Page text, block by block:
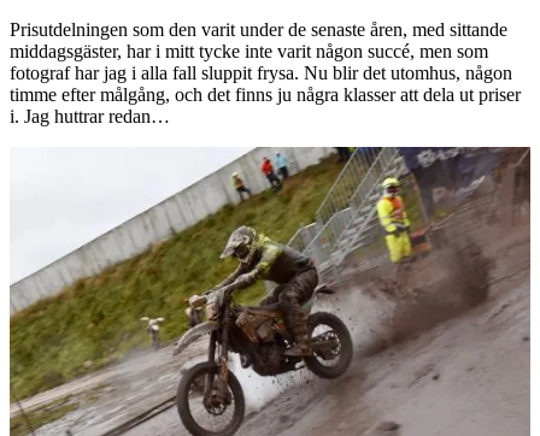
Prisutdelningen som den varit under de senaste åren, med sittande
middagsgäster, har i mitt tycke inte varit någon succé, men som
fotograf har jag i alla fall sluppit frysa. Nu blir det utomhus, någon
timme efter målgång, och det finns ju några klasser att dela ut priser
i. Jag huttrar redan…